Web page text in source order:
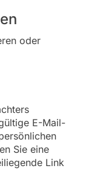
oder
E-Mail-
Sie eine
Link